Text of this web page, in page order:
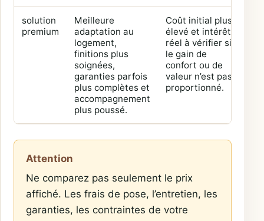
solution
premium
Meilleure
adaptation au
logement,
finitions plus
soignées,
garanties parfois
plus complètes et
accompagnement
plus poussé.
Coût initial plus
élevé et intérêt
réel à vérifier si
le gain de
confort ou de
valeur n’est pas
proportionné.
Attention
Ne comparez pas seulement le prix
affiché. Les frais de pose, l’entretien, les
garanties, les contraintes de votre